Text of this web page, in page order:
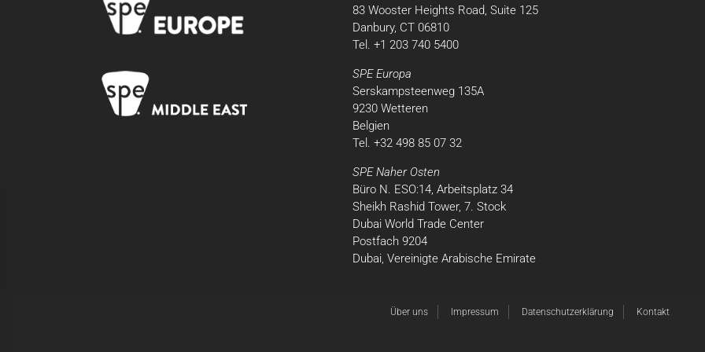
83 Wooster Heights Road, Suite 125
Danbury, CT 06810
Tel. +1 203 740 5400
SPE Europa
Serskampsteenweg 135A
9230 Wetteren
Belgien
Tel. +32 498 85 07 32
SPE Naher Osten
Büro N. ESO:14, Arbeitsplatz 34
Sheikh Rashid Tower, 7. Stock
Dubai World Trade Center
Postfach 9204
Dubai, Vereinigte Arabische Emirate
Über uns Impressum Datenschutzerklärung Kontakt